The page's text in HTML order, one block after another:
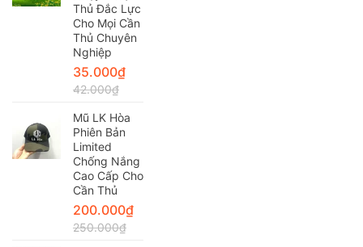
Thủ Đắc Lực
Cho Mọi Cần
Thủ Chuyên
Nghiệp
35.000₫
42.000₫
Mũ LK Hòa
Phiên Bản
Limited
Chống Nắng
Cao Cấp Cho
Cần Thủ
200.000₫
250.000₫